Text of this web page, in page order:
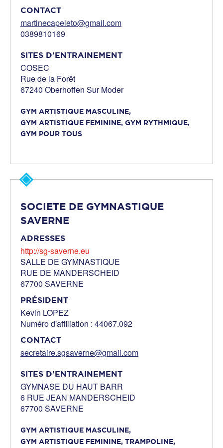
CONTACT
martinecapeleto@gmail.com
0389810169
SITES D'ENTRAINEMENT
COSEC
Rue de la Forêt
67240 Oberhoffen Sur Moder
GYM ARTISTIQUE MASCULINE,
GYM ARTISTIQUE FEMININE, GYM RYTHMIQUE,
GYM POUR TOUS
SOCIETE DE GYMNASTIQUE
SAVERNE
ADRESSES
http://sg-saverne.eu
SALLE DE GYMNASTIQUE
RUE DE MANDERSCHEID
67700 SAVERNE
PRÉSIDENT
Kevin LOPEZ
Numéro d'affiliation : 44067.092
CONTACT
secretaire.sgsaverne@gmail.com
SITES D'ENTRAINEMENT
GYMNASE DU HAUT BARR
6 RUE JEAN MANDERSCHEID
67700 SAVERNE
GYM ARTISTIQUE MASCULINE,
GYM ARTISTIQUE FEMININE, TRAMPOLINE,